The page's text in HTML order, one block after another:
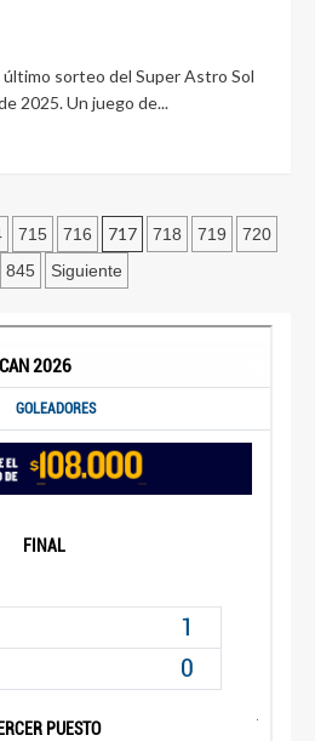
sorteo del Super Astro Sol
2025. Un juego de...
715 716 717 718 719 720
845 Siguiente